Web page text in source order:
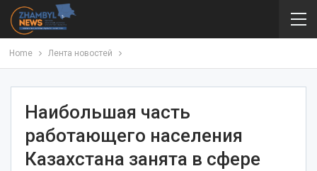
Home Лента новостей
Наибольшая часть
работающего населения
Казахстана занята в сфере